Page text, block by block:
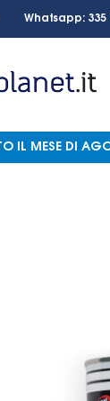
Whatsapp:
IL MESE DI